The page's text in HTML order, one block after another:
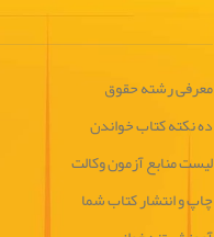
معرفی رشته حقوق
ده نکته کتاب خواندن
لیست منابع آزمون وکالت
چاپ و انتشار کتاب شما